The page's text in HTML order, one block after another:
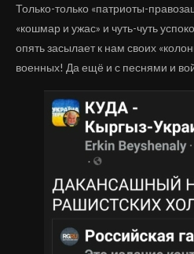
Только-только «патриоты-
«кошмар и ужас» и чуть-чуть
опять засылает к нам своих
военных! Да ещё и с песнями и